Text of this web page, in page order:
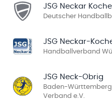
JSG Neckar
Deutscher
JSG Neckar-
Handballverband
JSG Neck-Obrig
Baden-
Verband e.V.